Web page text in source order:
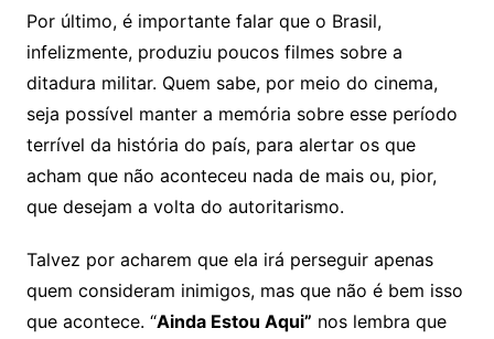
Por último, é importante falar que o Brasil,
infelizmente, produziu poucos filmes sobre a
ditadura militar. Quem sabe, por meio do cinema,
seja possível manter a memória sobre esse período
terrível da história do país, para alertar os que
acham que não aconteceu nada de mais ou, pior,
que desejam a volta do autoritarismo.
Talvez por acharem que ela irá perseguir apenas
quem consideram inimigos, mas que não é bem isso
que acontece. “Ainda Estou Aqui” nos lembra que